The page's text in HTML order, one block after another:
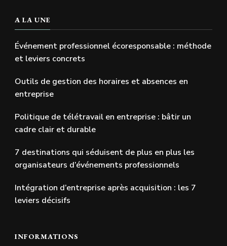
A LA UNE
Événement professionnel écoresponsable : méthode
et leviers concrets
Outils de gestion des horaires et absences en
entreprise
Politique de télétravail en entreprise : bâtir un
cadre clair et durable
7 destinations qui séduisent de plus en plus les
organisateurs d’événements professionnels
Intégration d’entreprise après acquisition : les 7
leviers décisifs
INFORMATIONS